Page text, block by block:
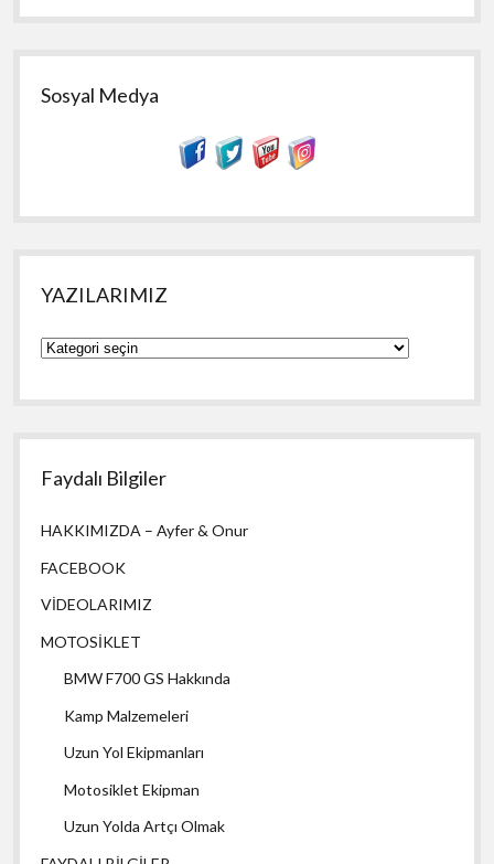
Sosyal Medya
YAZILARIMIZ
YAZILARIMIZ
Faydalı Bilgiler
HAKKIMIZDA – Ayfer & Onur
FACEBOOK
VİDEOLARIMIZ
MOTOSİKLET
BMW F700 GS Hakkında
Kamp Malzemeleri
Uzun Yol Ekipmanları
Motosiklet Ekipman
Uzun Yolda Artçı Olmak